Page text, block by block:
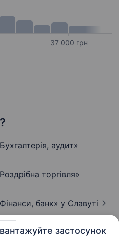
застосунок
37 000 грн
аудит»
торгівля»
банк» у Славуті